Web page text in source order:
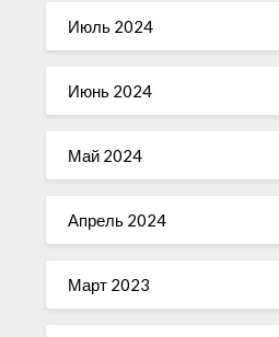
Июль 2024
Июнь 2024
Май 2024
Апрель 2024
Март 2023